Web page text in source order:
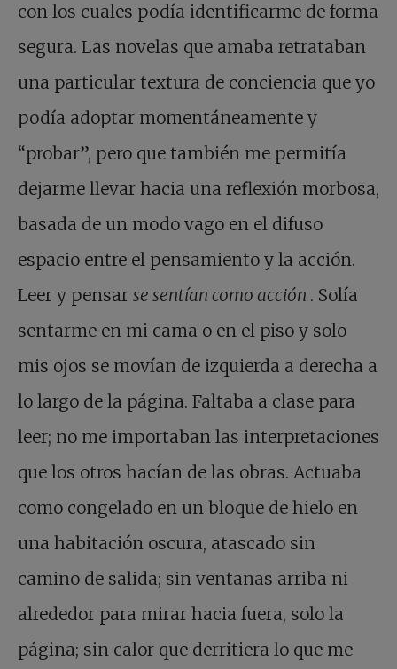
con los cuales podía identificarme de forma
segura. Las novelas que amaba retrataban
una particular textura de conciencia que yo
podía adoptar momentáneamente y
“probar”, pero que también me permitía
dejarme llevar hacia una reflexión morbosa,
basada de un modo vago en el difuso
espacio entre el pensamiento y la acción.
Leer y pensar se sentían como acción . Solía
sentarme en mi cama o en el piso y solo
mis ojos se movían de izquierda a derecha a
lo largo de la página. Faltaba a clase para
leer; no me importaban las interpretaciones
que los otros hacían de las obras. Actuaba
como congelado en un bloque de hielo en
una habitación oscura, atascado sin
camino de salida; sin ventanas arriba ni
alrededor para mirar hacia fuera, solo la
página; sin calor que derritiera lo que me